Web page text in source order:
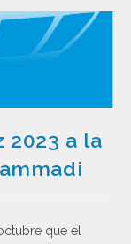
2023 a la
que el